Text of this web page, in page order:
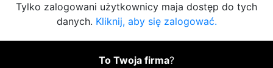
Tylko zalogowani użytkownicy maja dostęp do tych
danych. Kliknij, aby się zalogować.
To Twoja firma?